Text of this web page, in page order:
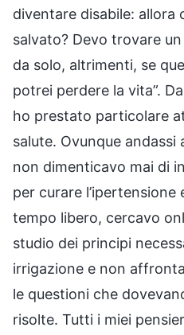
diventare disabile: allora
salvato? Devo trovare
da solo, altrimenti, se
potrei perdere la vita”.
ho prestato particolare
salute. Ovunque andassi
non dimenticavo mai di
per curare
tempo libero, cercavo
studio dei principi
irrigazione e non
le questioni che
risolte. Tutti i miei